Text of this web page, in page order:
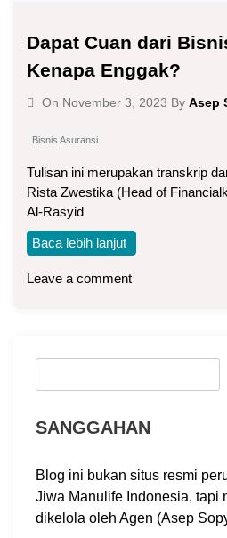
Dapat Cuan dari
Kenapa Enggak?
On November 3, 2023 By Asep
Bisnis Asuransi
Tulisan ini merupakan transkrip
Rista Zwestika (Head of
Al-Rasyid
Baca lebih lanjut
Leave a comment
SANGGAHAN
Blog ini bukan situs resmi
Jiwa Manulife Indonesia, tapi
dikelola oleh Agen (Asep